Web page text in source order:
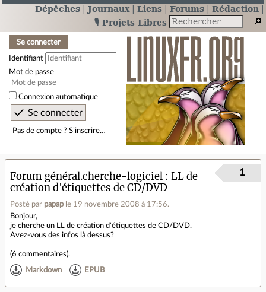
Dépêches Journaux Liens Forums
Rédaction
🎙️ Projets Libres
Se connecter
Identifiant
Mot de passe
Connexion automatique
Pas de compte ? S’inscrire…
Forum général.cherche-logiciel
LL de
création d'étiquettes de CD/DVD
Posté par papap le 19 novembre 2008 à 17:56.
1
Bonjour,
je cherche un LL de création d'étiquettes de CD/DVD.
Avez-vous des infos là dessus?
(6 commentaires).
Markdown EPUB